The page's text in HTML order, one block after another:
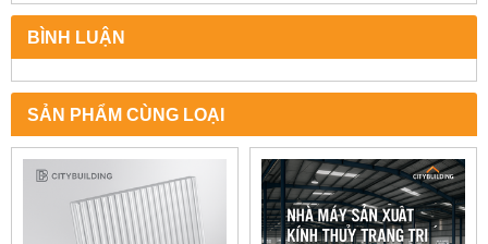
BÌNH LUẬN
SẢN PHẨM CÙNG LOẠI